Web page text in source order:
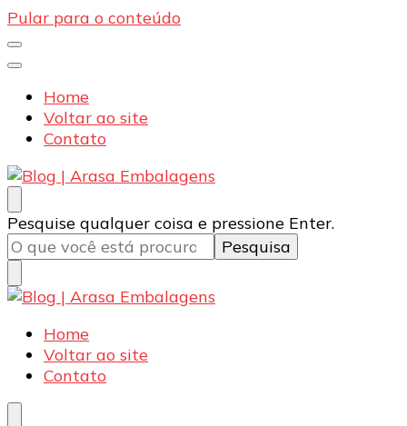
Pular para o conteúdo
Home
Voltar ao site
Contato
Blog | Arasa Embalagens
Confira conteúdos sobre embalagens para pizzas,
doces e salgados. Tudo para seu comércio com a
qualidade Arasa. Leia nossos conteúdos!
Procurando
algo?
Pesquise qualquer coisa e pressione Enter.
Blog | Arasa Embalagens
Confira conteúdos sobre embalagens para pizzas,
doces e salgados. Tudo para seu comércio com a
qualidade Arasa. Leia nossos conteúdos!
Home
Voltar ao site
Contato